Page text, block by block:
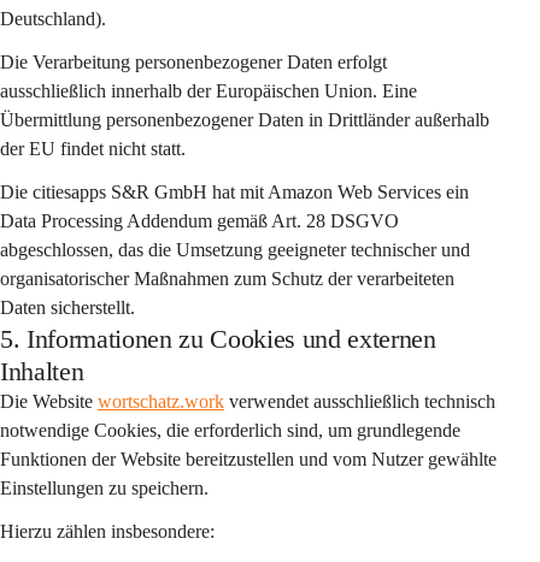
Deutschland).
Die Verarbeitung personenbezogener Daten erfolgt
ausschließlich innerhalb der Europäischen Union. Eine
Übermittlung personenbezogener Daten in Drittländer außerhalb
der EU findet nicht statt.
Die citiesapps S&R GmbH hat mit Amazon Web Services ein
Data Processing Addendum gemäß Art. 28 DSGVO
abgeschlossen, das die Umsetzung geeigneter technischer und
organisatorischer Maßnahmen zum Schutz der verarbeiteten
Daten sicherstellt.
5. Informationen zu Cookies und externen
Inhalten
Die Website wortschatz.work verwendet ausschließlich technisch
notwendige Cookies, die erforderlich sind, um grundlegende
Funktionen der Website bereitzustellen und vom Nutzer gewählte
Einstellungen zu speichern.
Hierzu zählen insbesondere: